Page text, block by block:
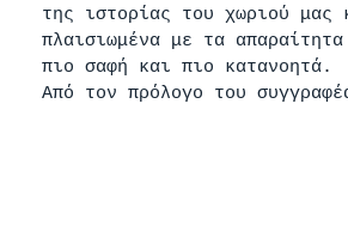
της ιστορίας του χωριού μας
πλαισιωμένα με τα
πιο σαφή και πιο κατανοητά.
Από τον πρόλογο του